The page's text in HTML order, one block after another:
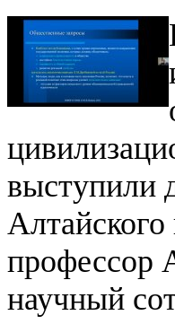
выступили
Алтайского
профессор
научный